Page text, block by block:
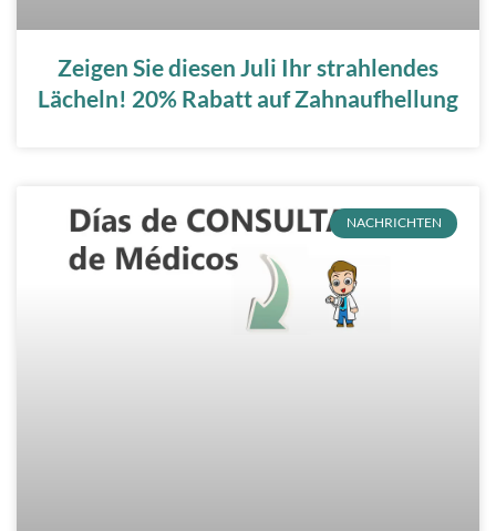
Zeigen Sie diesen Juli Ihr strahlendes
Lächeln! 20% Rabatt auf Zahnaufhellung
NACHRICHTEN